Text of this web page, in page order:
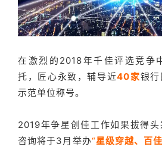
在激烈的2018年千佳评选竞争
托，匠心永致，辅导近40家银
示范单位称号。
2019年争星创佳工作如果拔得
咨询将于3月举办“星级穿越、百